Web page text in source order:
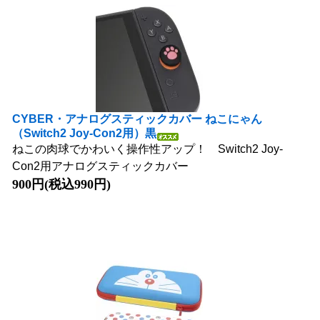
CYBER・アナログスティックカバー ねこにゃん
（Switch2 Joy-Con2用）黒
ねこの肉球でかわいく操作性アップ！ Switch2 Joy-
Con2用アナログスティックカバー
900円(税込990円)